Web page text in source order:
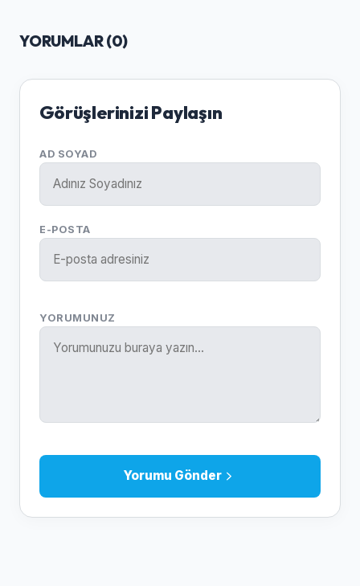
YORUMLAR (0)
Görüşlerinizi Paylaşın
AD SOYAD
E-POSTA
YORUMUNUZ
Yorumu Gönder